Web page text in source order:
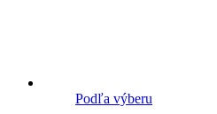
Podľa výberu